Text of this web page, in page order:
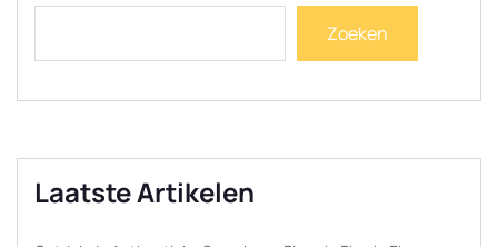
Zoeken
Laatste Artikelen